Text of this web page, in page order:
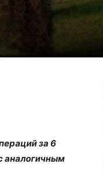
за 6
аналогичным